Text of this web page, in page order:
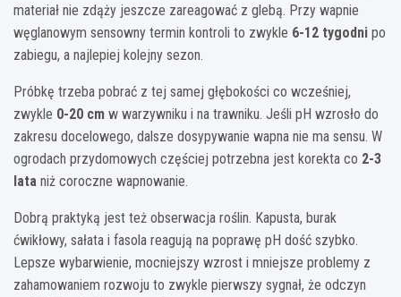
materiał nie zdąży jeszcze zareagować z glebą. Przy wapnie
węglanowym sensowny termin kontroli to zwykle 6-12 tygodni po
zabiegu, a najlepiej kolejny sezon.
Próbkę trzeba pobrać z tej samej głębokości co wcześniej,
zwykle 0-20 cm w warzywniku i na trawniku. Jeśli pH wzrosło do
zakresu docelowego, dalsze dosypywanie wapna nie ma sensu. W
ogrodach przydomowych częściej potrzebna jest korekta co 2-3
lata niż coroczne wapnowanie.
Dobrą praktyką jest też obserwacja roślin. Kapusta, burak
ćwikłowy, sałata i fasola reagują na poprawę pH dość szybko.
Lepsze wybarwienie, mocniejszy wzrost i mniejsze problemy z
zahamowaniem rozwoju to zwykle pierwszy sygnał, że odczyn